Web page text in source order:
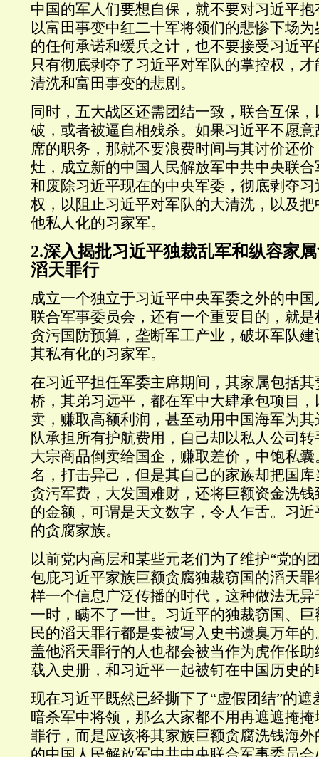
中国的军人们要想自保，就不要对习近平
以富田事变中红二十军将领们的悲惨下场
的任何承诺和缓兵之计，也不要接受习近
只有彻底剥夺了习近平对军队的掌控权，
清洗和富田事变的悲剧。
同时，五大战区还需团结一致，联合互保
破，或者被逼自相残杀。如果习近平不愿
席的职务，那就不要浪费时间与其讨价还
灶，成立新的中国人民解放军中共中央联
和废除习近平现在的中央军委，彻底剥夺
权，以阻止习近平对军队的大清洗，以及
他私人化的习家军。
2.深入揭批习近平独裁乱军和纵容家
滔天罪行
成立一个独立于习近平中央军委之外的中
联合军事委员会，还有一个重要目的，就
贪污国防预算，垄断军工产业，破坏军队
其私有化的习家军。
在习近平担任军委主席期间，其家属包括
桥，其弟习远平，都在军中大肆承包项目
卖，赚取高额利润，甚至动用中国海军为
队承担所有护航费用，自己却以私人公司
大宗商品倒卖给国企，赚取差价，中饱私
名，打击异己，但是其自己的家族却把国
贪污军费，大发国难财，还将巨额资金洗
的金额，可谓是天文数字，令人乍舌。习
的贪腐家族。
以前党内高层和某些元老们为了维护“党的
包庇习近平家族巨额贪腐独裁窃国的滔天
样一个信息广泛传播的时代，这种做法无
一时，瞒不了一世。习近平的独裁窃国、
民的滔天罪行都是要被写入史书遗臭万年
盖他滔天罪行的人也都会被当作为虎作伥
载入史册，和习近平一起被钉在中国历史
现在习近平既然已经撕下了“虚假团结”的
暗杀军中将领，那么大家都不用再遮遮掩
罪行，而是应该将其家族巨额贪腐洗钱海